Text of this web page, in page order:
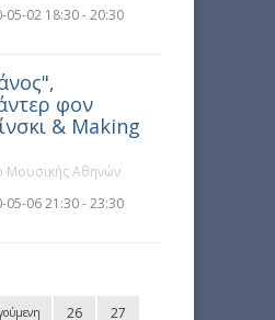
05-02 18:30 - 20:30
φον
& Making
Μουσικής Αθηνών
05-06 21:30 - 23:30
26 27